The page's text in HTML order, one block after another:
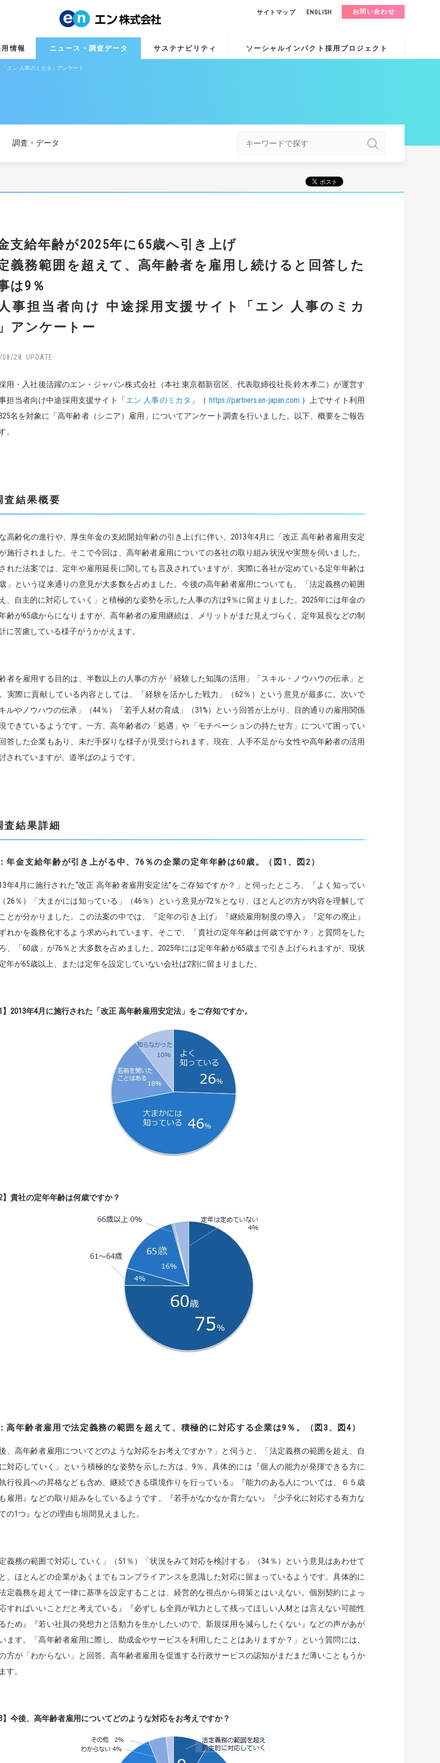
用情報 ニュース・調査データ サステナビリティ ソーシャルインパクト採用プロジェクト
サイトマップ ENGLISH お問い合わせ
エン 人事のミカタ」アンケート
調査・データ
支給年齢が2025年に65歳へ引き上げ
義務範囲を超えて、高年齢者を雇用し続けると回答した
は9％
事担当者向け 中途採用支援サイト「エン 人事のミカ
アンケートー
08/28
用・入社後活躍のエン・ジャパン株式会社（本社:東京都新宿区、代表取締役社長:鈴木孝二）が運営す
担当者向け中途採用支援サイト「エン 人事のミカタ 」（ https://partners.en-japan.com ）上でサイト利用
名を対象に「高年齢者（シニア）雇用」についてアンケート調査を行いました。以下、概要をご報告
。
結果概要
高齢化の進行や、厚生年金の支給開始年齢の引き上げに伴い、2013年4月に「改正 高年齢者雇用安定
施行されました。そこで今回は、高年齢者雇用についての各社の取り組み状況や実態を伺いました。
れた法案では、定年や雇用延長に関しても言及されていますが、実際に各社が定めている定年年齢は
」という従来通りの意見が大多数を占めました。今後の高年齢者雇用についても、「法定義務の範囲
、自主的に対応していく」と積極的な姿勢を示した人事の方は9％に留まりました。2025年には年金の
齢が65歳からになりますが、高年齢者の雇用継続は、メリットがまだ見えづらく、定年延長などの制
に苦慮している様子がうかがえます。
者を雇用する目的は、半数以上の人事の方が「経験した知識の活用」「スキル・ノウハウの伝承」と
実際に貢献している内容としては、「経験を活かした戦力」（62％）という意見が最多に。次いで
ルやノウハウの伝承」（44％）「若手人材の育成」（31%）という回答が上がり、目的通りの雇用関係
できているようです。一方、高年齢者の「処遇」や「モチベーションの持たせ方」について困ってい
答した企業もあり、未だ手探りな様子が見受けられます。現在、人手不足から女性や高年齢者の活用
されていますが、道半ばのようです。
結果詳細
年金支給年齢が引き上がる中、76％の企業の定年年齢は60歳。（図1、図2）
年4月に施行された“改正 高年齢者雇用安定法”をご存知ですか？」と伺ったところ、「よく知ってい
26％）「大まかには知っている」（46％）という意見が72％となり、ほとんどの方が内容を理解して
とが分かりました。この法案の中では、『定年の引き上げ』『継続雇用制度の導入』『定年の廃止』
れかを義務化するよう求められています。そこで、「貴社の定年年齢は何歳ですか？」と質問をした
、「60歳」が76％と大多数を占めました。2025年には定年年齢が65歳まで引き上げられますが、現状
年が65歳以上、または定年を設定していない会社は2割に留まりました。
】2013年4月に施行された「改正 高年齢雇用安定法」をご存知ですか。
】貴社の定年年齢は何歳ですか？
高年齢者雇用で法定義務の範囲を超えて、積極的に対応する企業は9％。（図3、図4）
、高年齢者雇用についてどのような対応をお考えですか？」と伺うと、「法定義務の範囲を超え、自
対応していく」という積極的な姿勢を示した方は、9％。具体的には『個人の能力が発揮できる方に
行役員への昇格なども含め、継続できる環境作りを行っている』『能力のある人については、６５歳
雇用』などの取り組みをしているようです。『若手がなかなか育たない』『少子化に対応する有力な
の1つ』などの理由も垣間見えました。
義務の範囲で対応していく」（51％）「状況をみて対応を検討する」（34％）という意見はあわせて
、ほとんどの企業があくまでもコンプライアンスを意識した対応に留まっているようです。具体的に
定義務を超えて一律に基準を設定することは、経営的な視点から得策とはいえない。個別契約によっ
すればいいことだと考えている』『必ずしも全員が戦力として残ってほしい人材とは言えない可能性
ため』『若い社員の発想力と活動力を生かしたいので、新規採用を減らしたくない』などの声があが
ます。「高年齢者雇用に際し、助成金やサービスを利用したことはありますか？」という質問には、
方が「わからない」と回答。高年齢者雇用を促進する行政サービスの認知がまだまだ薄いこともうか
す。
】今後、高年齢者雇用についてどのような対応をお考えですか？